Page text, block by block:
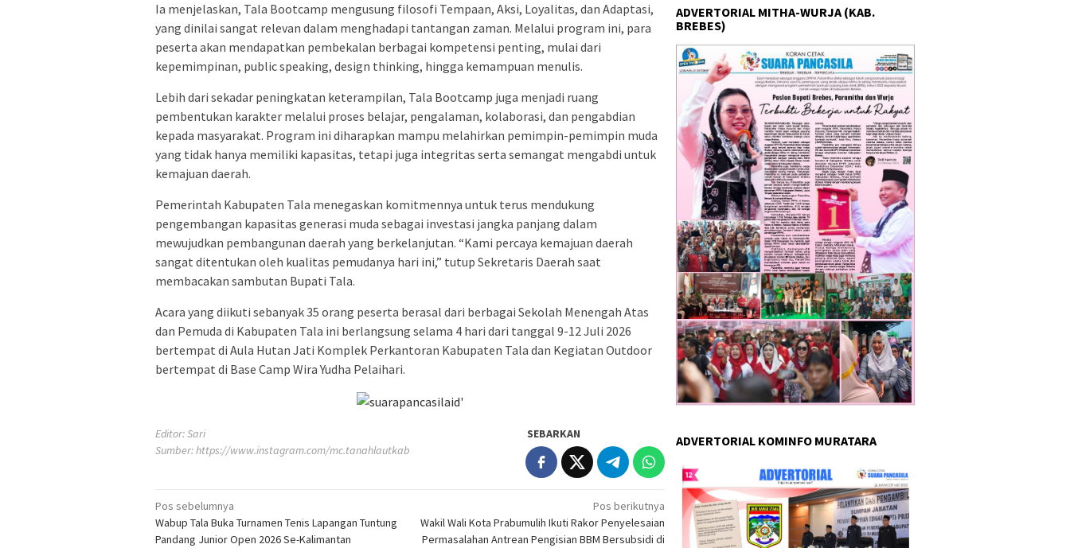
Ia menjelaskan, Tala Bootcamp mengusung filosofi Tempaan, Aksi, Loyalitas, dan Adaptasi,
yang dinilai sangat relevan dalam menghadapi tantangan zaman. Melalui program ini, para
peserta akan mendapatkan pembekalan berbagai kompetensi penting, mulai dari
kepemimpinan, public speaking, design thinking, hingga kemampuan menulis.
Lebih dari sekadar peningkatan keterampilan, Tala Bootcamp juga menjadi ruang
pembentukan karakter melalui proses belajar, pengalaman, kolaborasi, dan pengabdian
kepada masyarakat. Program ini diharapkan mampu melahirkan pemimpin-pemimpin muda
yang tidak hanya memiliki kapasitas, tetapi juga integritas serta semangat mengabdi untuk
kemajuan daerah.
Pemerintah Kabupaten Tala menegaskan komitmennya untuk terus mendukung
pengembangan kapasitas generasi muda sebagai investasi jangka panjang dalam
mewujudkan pembangunan daerah yang berkelanjutan. “Kami percaya kemajuan daerah
sangat ditentukan oleh kualitas pemudanya hari ini,” tutup Sekretaris Daerah saat
membacakan sambutan Bupati Tala.
Acara yang diikuti sebanyak 35 orang peserta berasal dari berbagai Sekolah Menengah Atas
dan Pemuda di Kabupaten Tala ini berlangsung selama 4 hari dari tanggal 9-12 Juli 2026
bertempat di Aula Hutan Jati Komplek Perkantoran Kabupaten Tala dan Kegiatan Outdoor
bertempat di Base Camp Wira Yudha Pelaihari.
Editor: Sari
Sumber:https://www.instagram.com/mc.tanahlautkab
SEBARKAN
Navigasi
pos
Pos sebelumnya
Wabup Tala Buka Turnamen Tenis Lapangan Tuntung
Pandang Junior Open 2026 Se-Kalimantan
Pos berikutnya
Wakil Wali Kota Prabumulih Ikuti Rakor Penyelesaian
Permasalahan Antrean Pengisian BBM Bersubsidi di
ADVERTORIAL MITHA-WURJA (KAB.
BREBES)
ADVERTORIAL KOMINFO MURATARA